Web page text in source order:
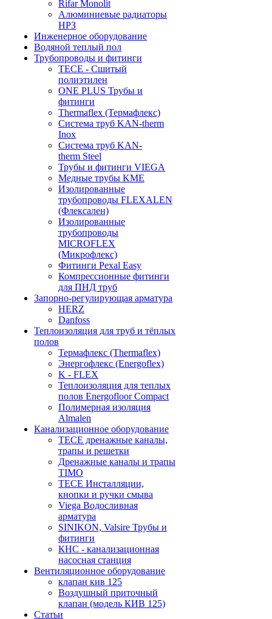
Rifar Monolit
Алюминиевые радиаторы
НРЗ
Инженерное оборудование
Водяной теплый пол
Трубопроводы и фитинги
ТЕСЕ - Сшитый
полиэтилен
ONE PLUS Трубы и
фитинги
Thermaflex (Термафлекс)
Система труб KAN-therm
Inox
Система труб KAN-
therm Steel
Трубы и фитинги VIEGA
Медные трубы KME
Изолированные
трубопроводы FLEXALEN
(Флексален)
Изолированные
трубопроводы
MICROFLEX
(Микрофлекс)
Фитинги Pexal Easy
Компрессионные фитинги
для ПНД труб
Запорно-регулирующая арматура
HERZ
Danfoss
Теплоизоляция для труб и тёплых
полов
Термафлекс (Thermaflex)
Энергофлекс (Energoflex)
K - FLEX
Теплоизоляция для теплых
полов Energofloor Compact
Полимерная изоляция
Almalen
Канализационное оборудование
TECE дренажные каналы,
трапы и решетки
Дренажные каналы и трапы
TIMO
TECE Инсталляции,
кнопки и ручки смыва
Viega Водосливная
арматура
SINIKON, Valsire Трубы и
фитинги
КНС - канализационная
насосная станция
Вентиляционное оборудование
клапан кив 125
Воздушный приточный
клапан (модель КИВ 125)
Статьи